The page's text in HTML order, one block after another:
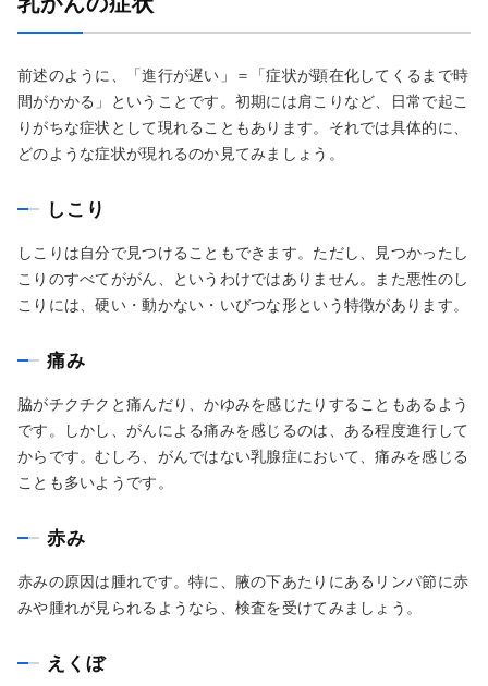
前述のように、「進行が遅い」＝「症状が顕在化してくるまで時
間がかかる」ということです。初期には肩こりなど、日常で起こ
りがちな症状として現れることもあります。それでは具体的に、
どのような症状が現れるのか見てみましょう。
しこり
しこりは自分で見つけることもできます。ただし、見つかったし
こりのすべてががん、というわけではありません。また悪性のし
こりには、硬い・動かない・いびつな形という特徴があります。
痛み
脇がチクチクと痛んだり、かゆみを感じたりすることもあるよう
です。しかし、がんによる痛みを感じるのは、ある程度進行して
からです。むしろ、がんではない乳腺症において、痛みを感じる
ことも多いようです。
赤み
赤みの原因は腫れです。特に、腋の下あたりにあるリンパ節に赤
みや腫れが見られるようなら、検査を受けてみましょう。
えくぼ